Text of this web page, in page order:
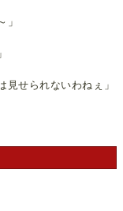
」
見せられないわねぇ」